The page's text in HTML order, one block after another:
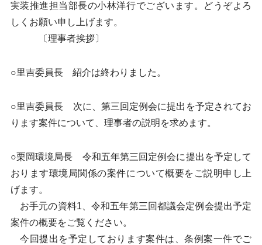
実装推進担当部長の小林洋行でございます。どうぞよろ
しくお願い申し上げます。
〔理事者挨拶〕
○里吉委員長 紹介は終わりました。
○里吉委員長 次に、第三回定例会に提出を予定されてお
ります案件について、理事者の説明を求めます。
○栗岡環境局長 令和五年第三回定例会に提出を予定して
おります環境局関係の案件について概要をご説明申し上
げます。
お手元の資料1、令和五年第三回都議会定例会提出予定
案件の概要をご覧ください。
今回提出を予定しております案件は、条例案一件でご